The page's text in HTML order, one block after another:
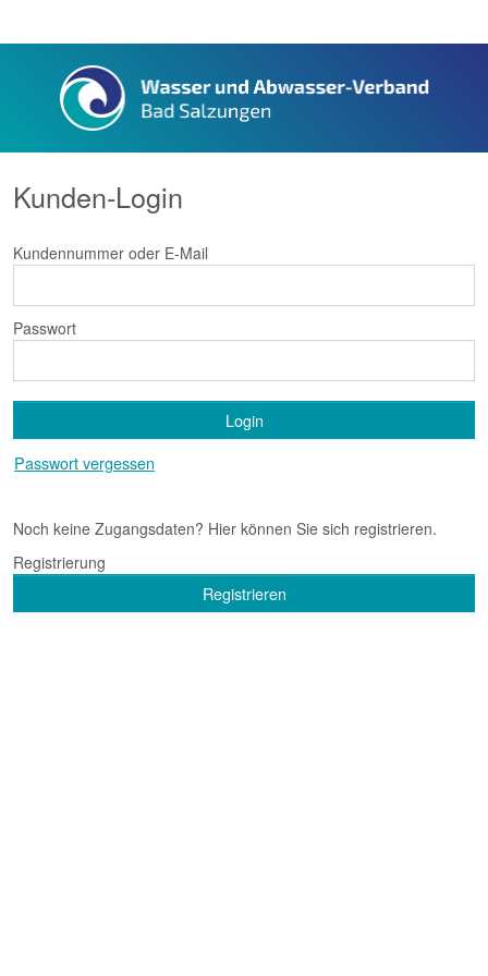
Kunden-Login
Kundennummer oder E-Mail
Passwort
Noch keine Zugangsdaten? Hier können Sie sich registrieren.
Registrierung